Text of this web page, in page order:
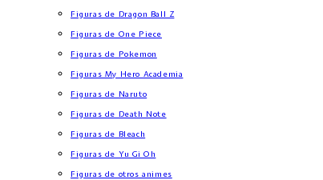
Figuras de Dragon Ball Z
Figuras de One Piece
Figuras de Pokemon
Figuras My Hero Academia
Figuras de Naruto
Figuras de Death Note
Figuras de Bleach
Figuras de Yu Gi Oh
Figuras de otros animes